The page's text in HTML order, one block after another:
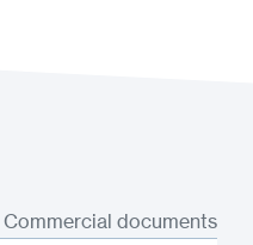
Commercial documents